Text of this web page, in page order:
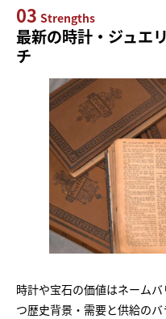
03 Strengths
最新の時計・ジュエ
チ
時計や宝石の価値はネーム
つ歴史背景・需要と供給の